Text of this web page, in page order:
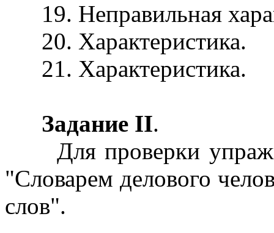
19. Неправильная
20. Характеристика.
21. Характеристика.
Задание II.
Для проверки
"Словарем делового
слов".